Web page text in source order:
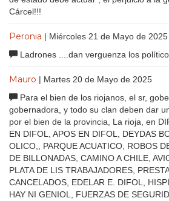
Cárcel!!!
Peronia | Miércoles 21 de Mayo de 2025
Ladrones ....dan verguenza los
Mauro | Martes 20 de Mayo de 2025
Para el bien de los riojanos, el sr,
gobernadora, y todo su clan deben dar
por el bien de la provincia, La rioja, en
EN DIFOL, APOS EN DIFOL, DEYDAS
OLICO,, PARQUE ACUATICO, ROBOS
DE BILLONADAS, CAMINO A CHILE,
PLATA DE LIS TRABAJADORES,
CANCELADOS, EDELAR E. DIFOL,
HAY NI GENIOL, FUERZAS DE